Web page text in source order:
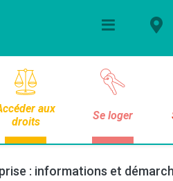
aux
droits
Se loger
: informations et